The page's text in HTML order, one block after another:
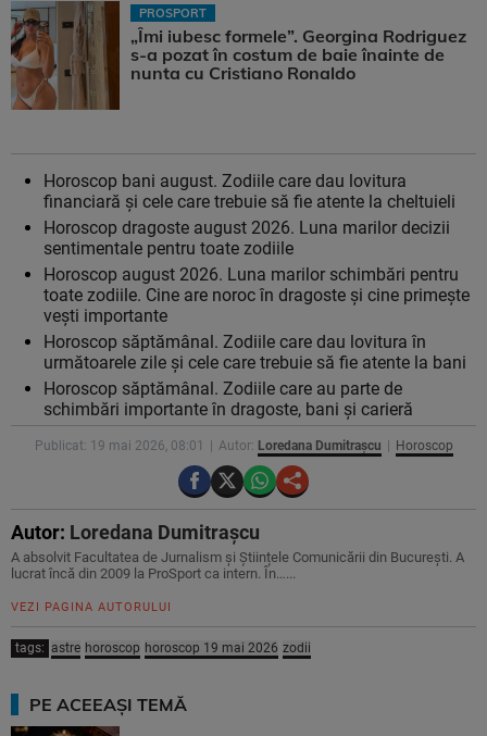
PROSPORT
„Îmi iubesc formele”. Georgina Rodriguez
s-a pozat în costum de baie înainte de
nunta cu Cristiano Ronaldo
Horoscop bani august. Zodiile care dau lovitura
financiară și cele care trebuie să fie atente la cheltuieli
Horoscop dragoste august 2026. Luna marilor decizii
sentimentale pentru toate zodiile
Horoscop august 2026. Luna marilor schimbări pentru
toate zodiile. Cine are noroc în dragoste și cine primește
vești importante
Horoscop săptămânal. Zodiile care dau lovitura în
următoarele zile și cele care trebuie să fie atente la bani
Horoscop săptămânal. Zodiile care au parte de
schimbări importante în dragoste, bani și carieră
Publicat: 19 mai 2026, 08:01 Autor: Loredana Dumitrașcu Horoscop
Autor: Loredana Dumitrașcu
A absolvit Facultatea de Jurnalism și Științele Comunicării din București. A
lucrat încă din 2009 la ProSport ca intern. În…...
VEZI PAGINA AUTORULUI
tags: astre horoscop horoscop 19 mai 2026 zodii
PE ACEEAȘI TEMĂ